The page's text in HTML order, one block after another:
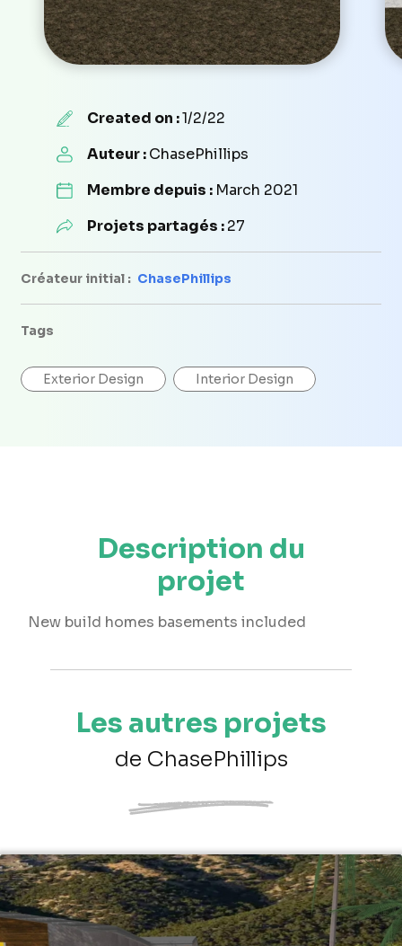
Created on :1/2/22
Auteur :ChasePhillips
Membre depuis : March 2021
Projets partagés :27
Créateur initial : ChasePhillips
Tags
Exterior Design Interior Design
Description du
projet
New build homes basements included
Les autres projets
de ChasePhillips